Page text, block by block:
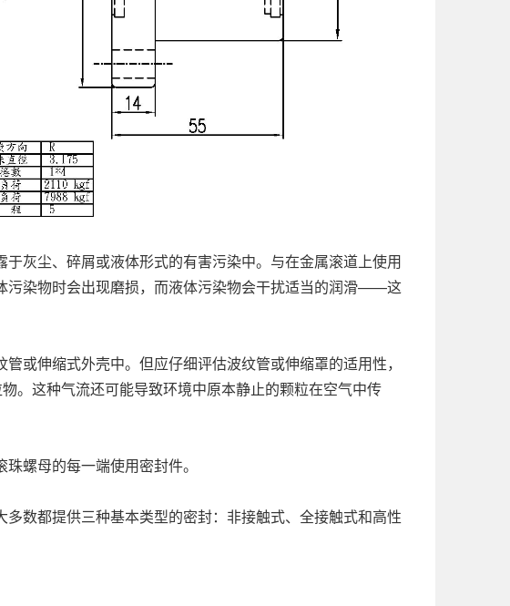
灰尘、碎屑或液体形式的有害污染中。与在金属滚道上使用
污染物时会出现磨损，而液体污染物会干扰适当的润滑——这
或伸缩式外壳中。但应仔细评估波纹管或伸缩罩的适用性，
。这种气流还可能导致环境中原本静止的颗粒在空气中传
螺母的每一端使用密封件。
数都提供三种基本类型的密封：非接触式、全接触式和高性